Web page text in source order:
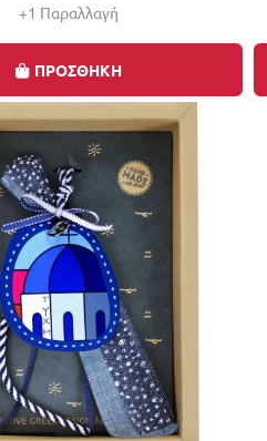
+1 Παραλλαγή
ΠΡΟΣΘΗΚΗ